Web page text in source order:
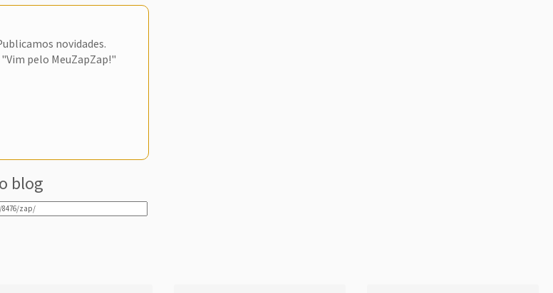
novidades.
pelo MeuZapZap!"
blog